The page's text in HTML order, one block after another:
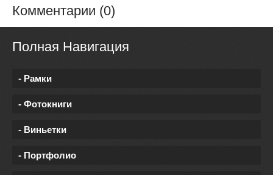
Комментарии (0)
Полная Навигация
- Рамки
- Фотокниги
- Виньетки
- Портфолио